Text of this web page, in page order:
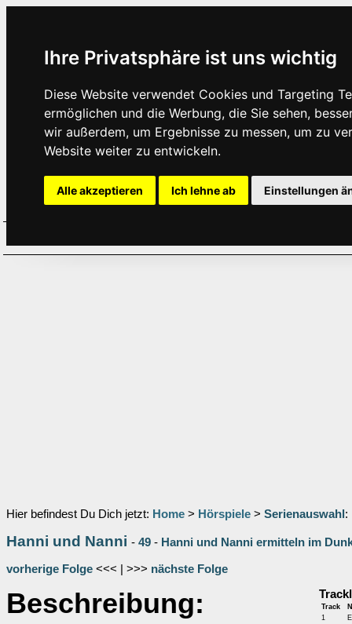
Ihre Privatsphäre ist uns wichtig
Diese Website verwendet Cookies und Targeting
ermöglichen und die Werbung, die Sie sehen,
wir außerdem, um Ergebnisse zu messen, um zu
Website weiter zu entwickeln.
Alle akzeptieren Ich lehne ab Einstellungen
Hier befindest Du Dich jetzt: Home > Hörspiele > Serienauswahl :
Hanni und Nanni - 49 - Hanni und Nanni ermitteln im
vorherige Folge <<< | >>> nächste Folge
Beschreibung: Track
1